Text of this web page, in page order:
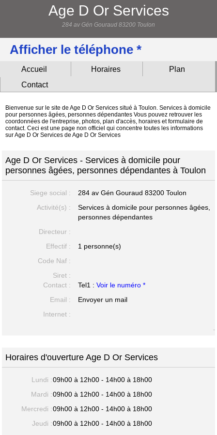
Age D Or Services
284 av Gén Gouraud 83200 Toulon
Afficher le téléphone *
Accueil Horaires
Plan
Contact
Bienvenue sur le site de Age D Or Services situé à Toulon. Services à domicile
pour personnes âgées, personnes dépendantes Vous pouvez retrouver les
coordonnées de l'entreprise, photos, plan d'accès, horaires et formulaire de
contact. Ceci est une page non officiel qui concentre toutes les informations
sur Age D Or Services de Age D Or Services
Age D Or Services - Services à domicile pour
personnes âgées, personnes dépendantes à Toulon
Siege social : 284 av Gén Gouraud83200 Toulon
Activité(s) :
Services à domicile pour personnes âgées,
personnes dépendantes
Directeur :
Effectif :
1 personne(s)
Code Naf :
Siret :
Contact :
Tel1 :Voir le numéro *
Email :
Envoyer un mail
Internet :
-
Horaires d'ouverture Age D Or Services
Lundi :09h00 à 12h00 - 14h00 à 18h00
Mardi :09h00 à 12h00 - 14h00 à 18h00
Mercredi :09h00 à 12h00 - 14h00 à 18h00
Jeudi :09h00 à 12h00 - 14h00 à 18h00